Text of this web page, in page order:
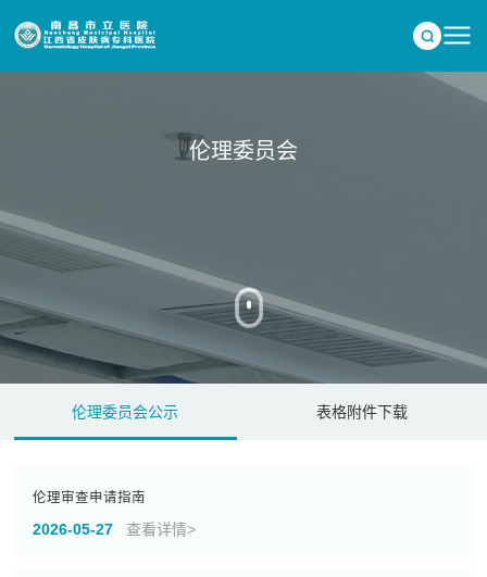
伦理委员会
伦理委员会公示 表格附件下载
伦理审查申请指南
2026-05-27 查看详情>